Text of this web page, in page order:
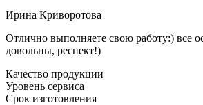
Ирина Криворотова
Отлично выполняете свою работу:) все
довольны, респект!)
Качество продукции
Уровень сервиса
Срок изготовления